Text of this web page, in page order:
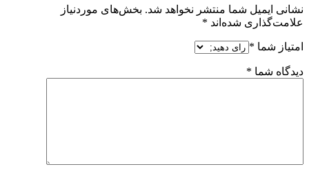
نشانی ایمیل شما منتشر نخواهد شد. بخش‌های موردنیاز
علامت‌گذاری شده‌اند *
امتیاز شما *
دیدگاه شما *